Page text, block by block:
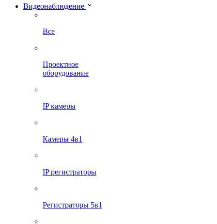
Видеонаблюдение
Все
Проектное
оборудование
IP камеры
Камеры 4в1
IP регистраторы
Регистраторы 5в1